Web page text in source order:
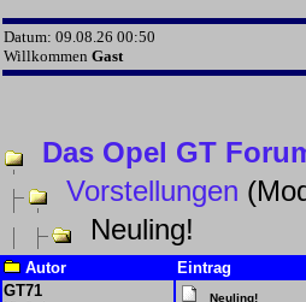
Datum: 09.08.26 00:50
Willkommen Gast
Das Opel GT
Vorstellungen
Neuling!
Autor
Eintrag
GT71
Neuling!